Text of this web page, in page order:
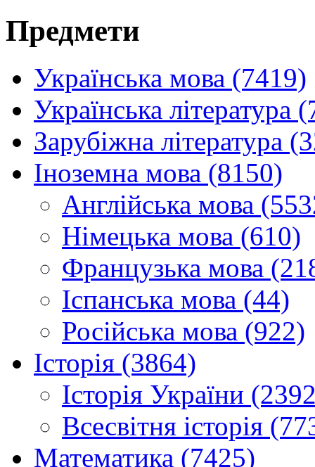
Предмети
Українська мова (7419)
Українська література
Зарубіжна література
Іноземна мова (8150)
Англійська мова
Німецька мова (610)
Французька мова
Іспанська мова (44)
Російська мова (922)
Історія (3864)
Історія України
Всесвітня історія
Математика (7425)